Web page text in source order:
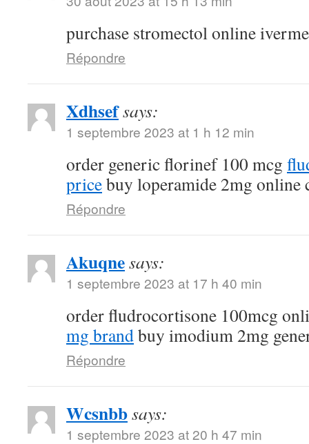
purchase stromectol online
Répondre
Xdhsefsays:
1 septembre 2023 at 1 h 12 min
order generic florinef 100 mcg
pricebuy loperamide 2mg online
Répondre
Akuqnesays:
1 septembre 2023 at 17 h 40 min
order fludrocortisone 100mcg
mg brandbuy imodium 2mg
Répondre
Wcsnbbsays:
1 septembre 2023 at 20 h 47 min